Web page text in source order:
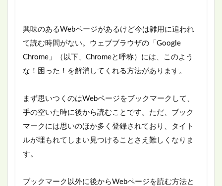
興味のあるWebページがあるけど今は雑用に追われ
て読む時間がない。ウェブブラウザの「Google
Chrome」（以下、Chromeと呼称）には、このよう
な！困った！を解消してくれる方法があります。
まず思いつくのはWebページをブックマークして、
手の空いた時に後から読むことです。ただ、ブック
マークには思いのほか多く登録されており、タイト
ルが埋もれてしまい見つけることさえ難しくなりま
す。
ブックマーク以外に後からWebページを読む方法と